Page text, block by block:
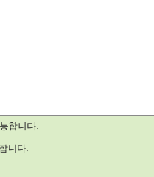
합니다.
니다.